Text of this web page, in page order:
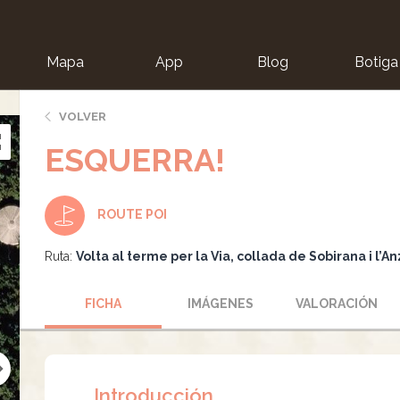
Mapa App Blog Botiga
VOLVER
ESQUERRA!
ROUTE POI
Ruta: Volta al terme per la Via, collada de Sobirana i
FICHA IMÁGENES VALORACIÓN